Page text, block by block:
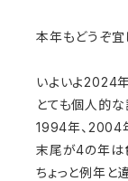
本年もどうぞ宜
いよいよ2024
とても個人的な
1994年、2004
末尾が4の年は
ちょっと例年と